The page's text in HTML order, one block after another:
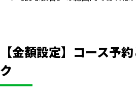
【金額設定】コース予
ク